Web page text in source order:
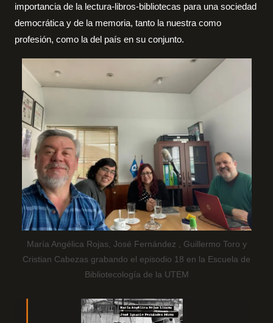
importancia de la lectura-libros-bibliotecas para una sociedad
democrática y de la memoria, tanto la nuestra como
profesión, como la del país en su conjunto.
María Angélica Rojas, José Fernández , Guillermo Toro y
Cristian Cabezas grabando el episodio 18 en la Escuela de
Bibliotecología de la UTEM